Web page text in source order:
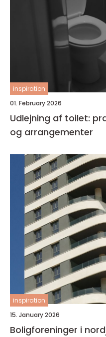
inspiration
01. February 2026
Udlejning af toilet:
og arrangementer
inspiration
15. January 2026
Boligforeninger i nordjylland